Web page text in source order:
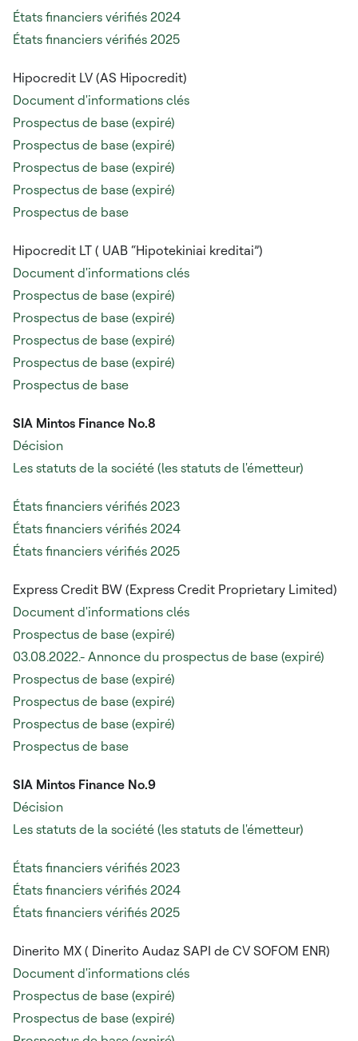
États financiers vérifiés 2024
États financiers vérifiés 2025
Hipocredit LV (AS Hipocredit)
Document d'informations clés
Prospectus de base (expiré)
Prospectus de base (expiré)
Prospectus de base (expiré)
Prospectus de base (expiré)
Prospectus de base
Hipocredit LT ( UAB “Hipotekiniai kreditai”)
Document d'informations clés
Prospectus de base (expiré)
Prospectus de base (expiré)
Prospectus de base (expiré)
Prospectus de base (expiré)
Prospectus de base
SIA Mintos Finance No.8
Décision
Les statuts de la société (les statuts de l'émetteur)
États financiers vérifiés 2023
États financiers vérifiés 2024
États financiers vérifiés 2025
Express Credit BW (Express Credit Proprietary Limited)
Document d'informations clés
Prospectus de base (expiré)
03.08.2022.- Annonce du prospectus de base (expiré)
Prospectus de base (expiré)
Prospectus de base (expiré)
Prospectus de base (expiré)
Prospectus de base
SIA Mintos Finance No.9
Décision
Les statuts de la société (les statuts de l'émetteur)
États financiers vérifiés 2023
États financiers vérifiés 2024
États financiers vérifiés 2025
Dinerito MX ( Dinerito Audaz SAPI de CV SOFOM ENR)
Document d'informations clés
Prospectus de base (expiré)
Prospectus de base (expiré)